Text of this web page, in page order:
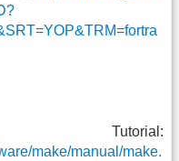
Tutorial:
make/manual/make.